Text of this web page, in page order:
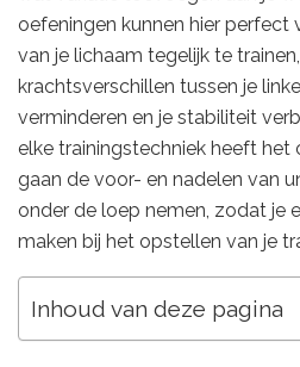
oefeningen kunnen hier perfect
van je lichaam tegelijk te
krachtsverschillen tussen je
verminderen en je stabiliteit
elke trainingstechniek heeft het
gaan de voor- en nadelen van
onder de loep nemen, zodat je
maken bij het opstellen van je
Inhoud van deze pagina